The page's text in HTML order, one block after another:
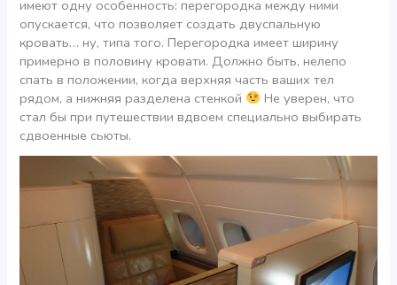
имеют одну особенность: перегородка между ними
опускается, что позволяет создать двуспальную
кровать… ну, типа того. Перегородка имеет ширину
примерно в половину кровати. Должно быть, нелепо
спать в положении, когда верхняя часть ваших тел
рядом, а нижняя разделена стенкой
Не уверен, что
стал бы при путешествии вдвоем специально выбирать
сдвоенные сьюты.